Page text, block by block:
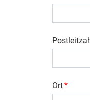
Ort*